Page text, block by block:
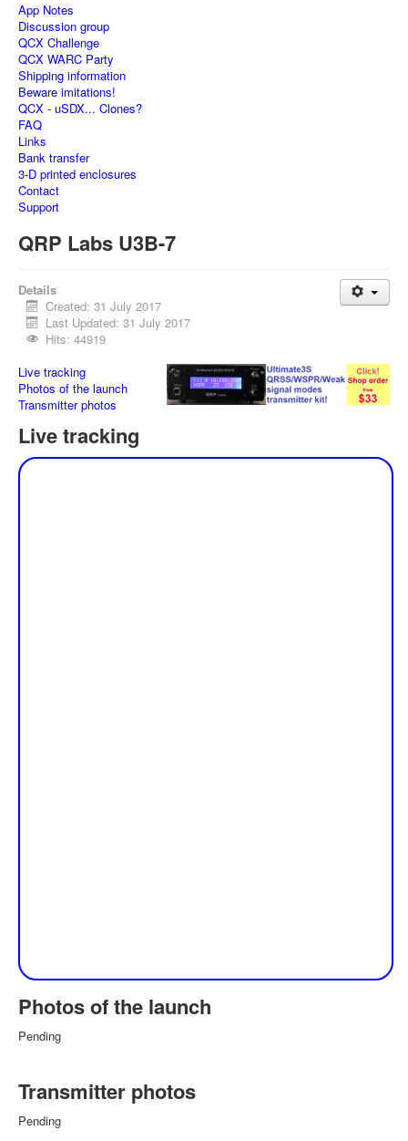
App Notes
Discussion group
QCX Challenge
QCX WARC Party
Shipping information
Beware imitations!
QCX - uSDX... Clones?
FAQ
Links
Bank transfer
3-D printed enclosures
Contact
Support
QRP Labs U3B-7
Details
Created: 31 July 2017
Last Updated: 31 July 2017
Hits: 44919
Live tracking
Photos of the launch
Transmitter photos
Live tracking
Photos of the launch
Pending
Transmitter photos
Pending